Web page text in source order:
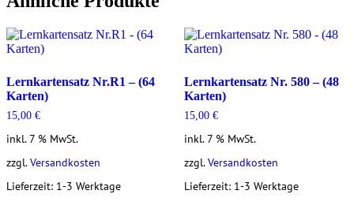
Lernkartensatz Nr.R1 – (64
Karten)
15,00 €
inkl. 7 % MwSt.
zzgl.Versandkosten
Lieferzeit: 1-3 Werktage
Lernkartensatz Nr. 580 – (48
Karten)
15,00 €
inkl. 7 % MwSt.
zzgl.Versandkosten
Lieferzeit: 1-3 Werktage